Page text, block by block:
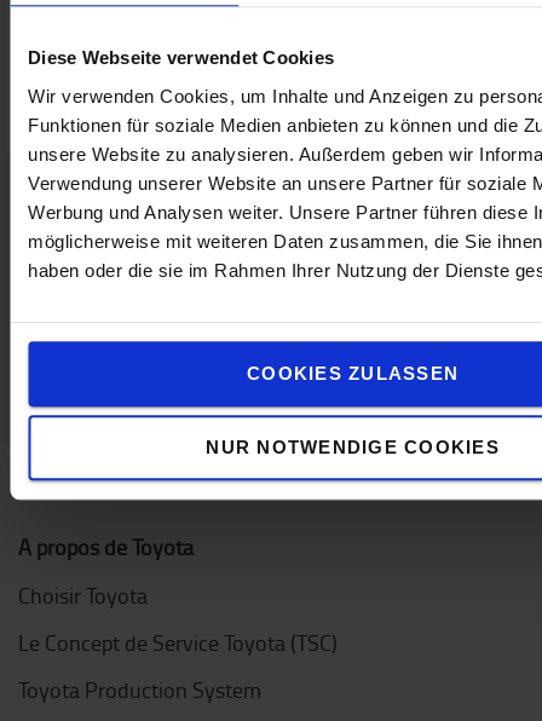
Diese Webseite verwendet Cookies
Wir verwenden Cookies, um Inhalte und Anzeigen zu
Funktionen für soziale Medien anbieten zu können und die
unsere Website zu analysieren. Außerdem geben wir
Verwendung unserer Website an unsere Partner für soziale
Werbung und Analysen weiter. Unsere Partner führen diese
möglicherweise mit weiteren Daten zusammen, die Sie
haben oder die sie im Rahmen Ihrer Nutzung der Dienste
COOKIES ZULASSEN
NUR NOTWENDIGE COOKIES
Largeur:9,5 cm
Contactez-nous
A propos de Toyota
Choisir Toyota
Le Concept de Service Toyota (TSC)
Toyota Production System